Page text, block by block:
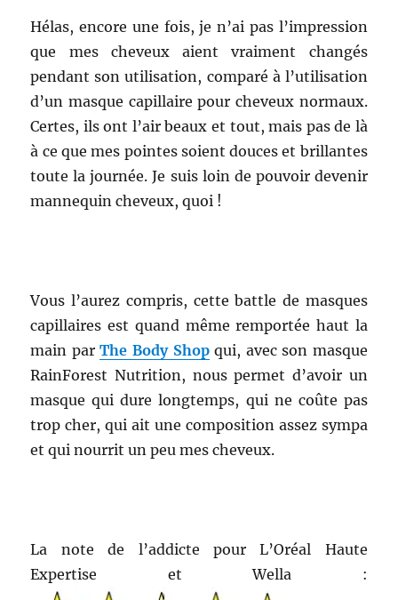
Hélas, encore une fois, je n’ai pas l’impression
que mes cheveux aient vraiment changés
pendant son utilisation, comparé à l’utilisation
d’un masque capillaire pour cheveux normaux.
Certes, ils ont l’air beaux et tout, mais pas de là
à ce que mes pointes soient douces et brillantes
toute la journée. Je suis loin de pouvoir devenir
mannequin cheveux, quoi !
Vous l’aurez compris, cette battle de masques
capillaires est quand même remportée haut la
main parThe Body Shopqui, avec son masque
RainForest Nutrition, nous permet d’avoir un
masque qui dure longtemps, qui ne coûte pas
trop cher, qui ait une composition assez sympa
et qui nourrit un peu mes cheveux.
La note de l’addicte pour L’Oréal Haute
Expertise et Wella :